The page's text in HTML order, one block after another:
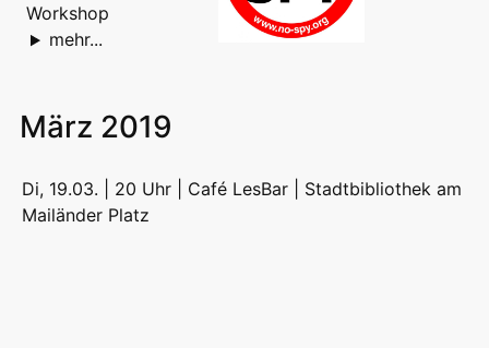
Workshop
mehr...
März 2019
Di, 19.03. | 20 Uhr | Café LesBar | Stadtbibliothek am
Mailänder Platz